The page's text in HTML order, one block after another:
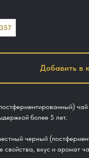
357
Добавить в
более 5 лет.
черный
свойства, вкус и аромат